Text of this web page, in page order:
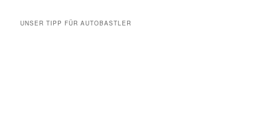
UNSER TIPP FÜR AUTOBASTLER